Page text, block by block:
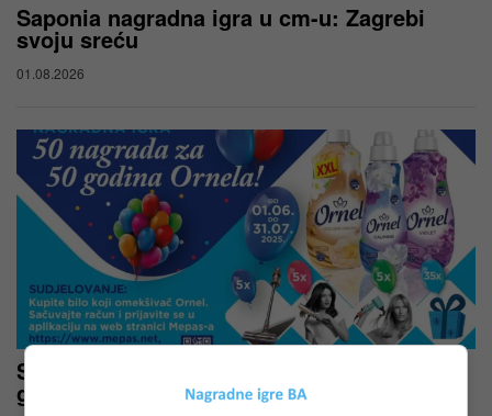
Saponia nagradna igra u cm-u: Zagrebi
svoju sreću
01.08.2026
Saponia nagradna igra: 50 nagrada za 50
godina Ornela